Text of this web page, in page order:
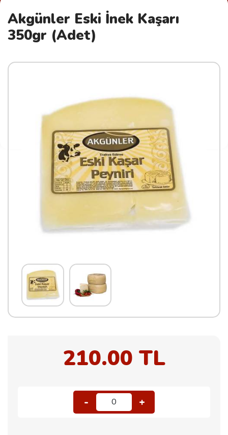
Akgünler Eski İnek Kaşarı
350gr (Adet)
210.00 TL
- 0 +